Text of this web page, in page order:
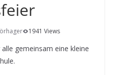
1941 Views
gemeinsam eine kleine